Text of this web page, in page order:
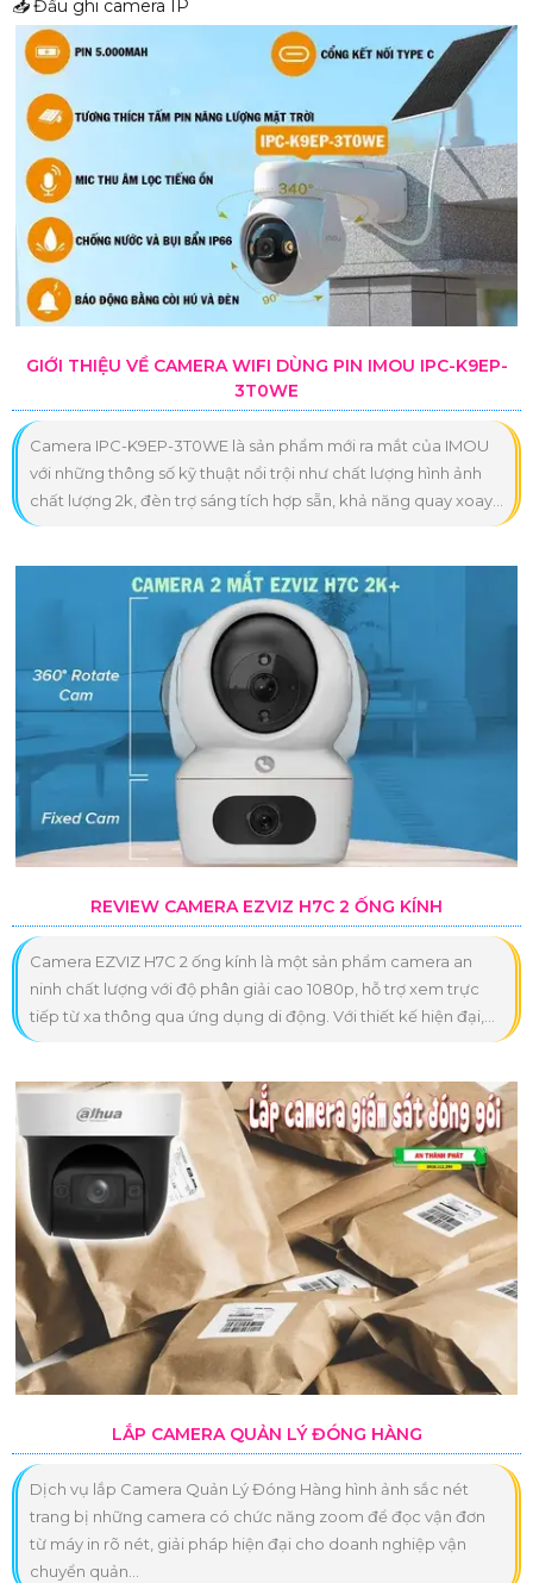
📥Đầu ghi camera IP
GIỚI THIỆU VỀ CAMERA WIFI DÙNG PIN IMOU IPC-K9EP-
3T0WE
Camera IPC-K9EP-3T0WE là sản phẩm mới ra mắt của IMOU
với những thông số kỹ thuật nổi trội như chất lượng hình ảnh
chất lượng 2k, đèn trợ sáng tích hợp sẵn, khả năng quay xoay...
REVIEW CAMERA EZVIZ H7C 2 ỐNG KÍNH
Camera EZVIZ H7C 2 ống kính là một sản phẩm camera an
ninh chất lượng với độ phân giải cao 1080p, hỗ trợ xem trực
tiếp từ xa thông qua ứng dụng di động. Với thiết kế hiện đại,...
LẮP CAMERA QUẢN LÝ ĐÓNG HÀNG
Dịch vụ lắp Camera Quản Lý Đóng Hàng hình ảnh sắc nét
trang bị những camera có chức năng zoom để đọc vận đơn
từ máy in rõ nét, giải pháp hiện đại cho doanh nghiệp vận
chuyển quản...